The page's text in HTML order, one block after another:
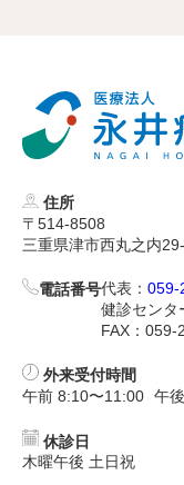
住所
〒514-8508
三重県津市西丸之内
電話番号代表： 059-
健診センタ
FAX：059-
外来受付時間
午前 8:10〜11:00 午
休診日
木曜午後 土日祝